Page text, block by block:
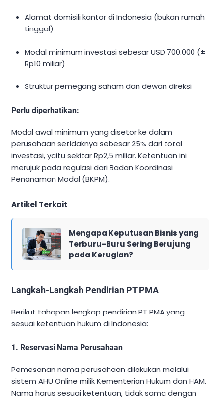
Alamat domisili kantor di Indonesia (bukan rumah
tinggal)
Modal minimum investasi sebesar USD 700.000 (±
Rp10 miliar)
Struktur pemegang saham dan dewan direksi
Perlu diperhatikan:
Modal awal minimum yang disetor ke dalam
perusahaan setidaknya sebesar 25% dari total
investasi, yaitu sekitar Rp2,5 miliar. Ketentuan ini
merujuk pada regulasi dari Badan Koordinasi
Penanaman Modal (BKPM).
Artikel Terkait
Mengapa Keputusan Bisnis yang
Terburu-Buru Sering Berujung
pada Kerugian?
Langkah-Langkah Pendirian PT PMA
Berikut tahapan lengkap pendirian PT PMA yang
sesuai ketentuan hukum di Indonesia:
1. Reservasi Nama Perusahaan
Pemesanan nama perusahaan dilakukan melalui
sistem AHU Online milik Kementerian Hukum dan HAM.
Nama harus sesuai ketentuan, tidak sama dengan